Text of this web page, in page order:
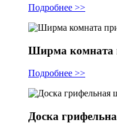
Подробнее >>
Ширма комната
Подробнее >>
Доска